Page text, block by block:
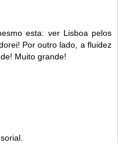
esta: ver Lisboa pelos
Por outro lado, a fluidez
Muito grande!